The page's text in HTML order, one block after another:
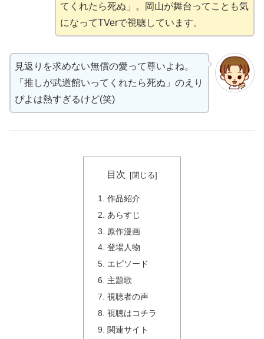
てくれたら死ぬ」。岡山が舞台ってことも気
になってTVerで視聴しています。
見返りを求めない無償の愛って尊いよね。
「推しが武道館いってくれたら死ぬ」のえり
ぴよは熱すぎるけど(笑)
目次
作品紹介
あらすじ
原作漫画
登場人物
エピソード
主題歌
視聴者の声
視聴はコチラ
関連サイト